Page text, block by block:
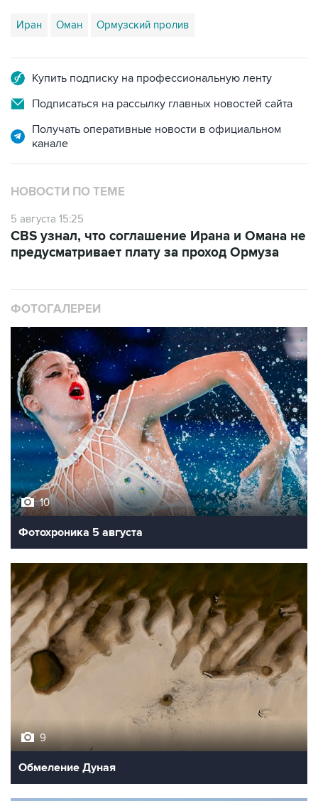
Иран Оман Ормузский пролив
Купить подписку на профессиональную ленту
Подписаться на рассылку главных новостей сайта
Получать оперативные новости в официальном
канале
НОВОСТИ ПО ТЕМЕ
5 августа 15:25
CBS узнал, что соглашение Ирана и Омана не
предусматривает плату за проход Ормуза
ФОТОГАЛЕРЕИ
10
Фотохроника 5 августа
9
Обмеление Дуная